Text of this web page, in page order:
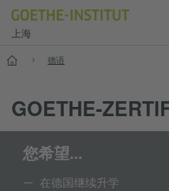
上海
首页 德语
GOETHE-
您希望...
在德国继续升学